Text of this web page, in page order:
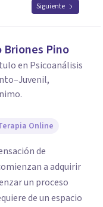
Siguiente
Briones Pino
en Psicoanálisis
Online
de
a adquirir
un proceso
de un espacio